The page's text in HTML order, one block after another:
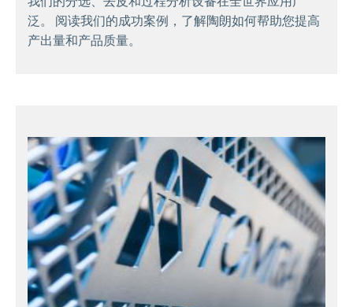
泛。 阅读我们的成功案例，了解陶朗如何帮助您提高
产出量和产品质量。